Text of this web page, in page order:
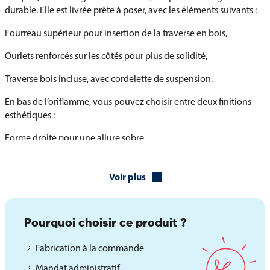
durable. Elle est livrée prête à poser, avec les éléments suivants :
Fourreau supérieur pour insertion de la traverse en bois,
Ourlets renforcés sur les côtés pour plus de solidité,
Traverse bois incluse, avec cordelette de suspension.
En bas de l’oriflamme, vous pouvez choisir entre deux finitions
esthétiques :
Forme droite pour une allure sobre,
Le choix de la finition est à effectuer avant l’ajout au panier.
personnalisée : ajout de blason, logo, texte ou autre visuel à votre
image. Une fabrication sur mesure est possible sur devis pour
Voir plus
Pourquoi choisir ce produit ?
Fabrication à la commande